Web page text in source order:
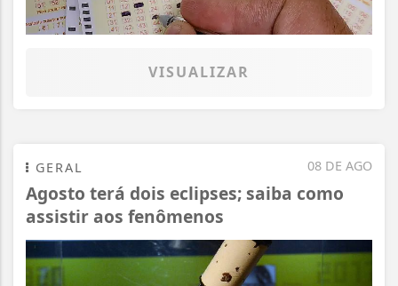
VISUALIZAR
08 DE AGO
GERAL
Agosto terá dois eclipses; saiba como
assistir aos fenômenos